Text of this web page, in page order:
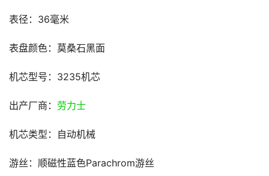
表径：36毫米
表盘颜色：莫桑石黑面
机芯型号：3235机芯
出产厂商： 劳力士
机芯类型：自动机械
游丝：顺磁性蓝色Parachrom游丝